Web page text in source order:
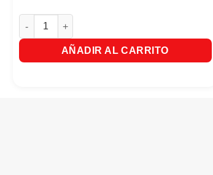
Crema De Peinar SavitalArgan X 270ml cantidad
AÑADIR AL CARRITO